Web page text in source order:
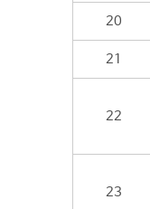
20
21
22
23